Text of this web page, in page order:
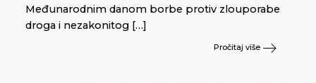
Međunarodnim danom borbe protiv zlouporabe
droga i nezakonitog […]
Pročitaj više